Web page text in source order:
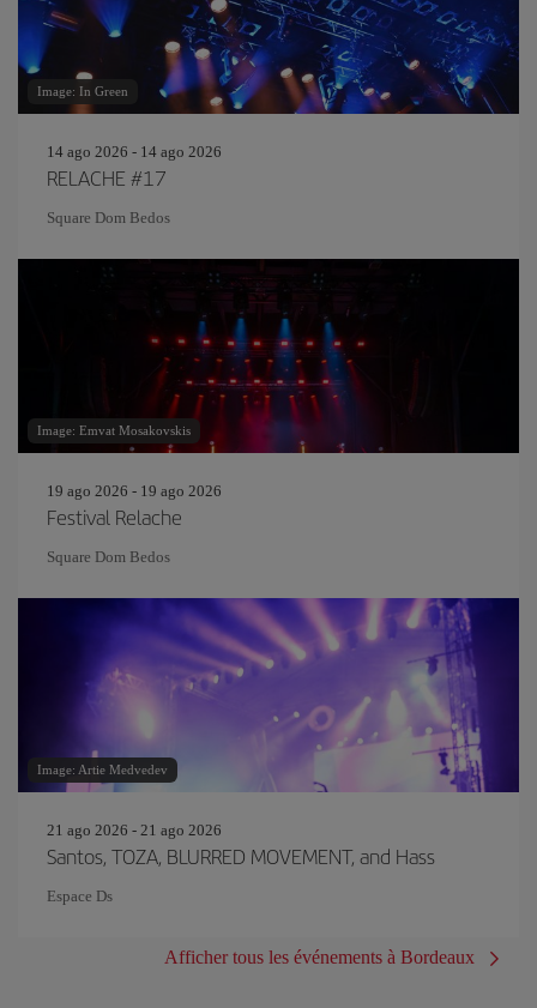
Image: In Green
14 ago 2026 - 14 ago 2026
RELACHE #17
Square Dom Bedos
Image: Emvat Mosakovskis
19 ago 2026 - 19 ago 2026
Festival Relache
Square Dom Bedos
Image: Artie Medvedev
21 ago 2026 - 21 ago 2026
Santos, TOZA, BLURRED MOVEMENT, and Hass
Espace Ds
Afficher tous les événements à Bordeaux